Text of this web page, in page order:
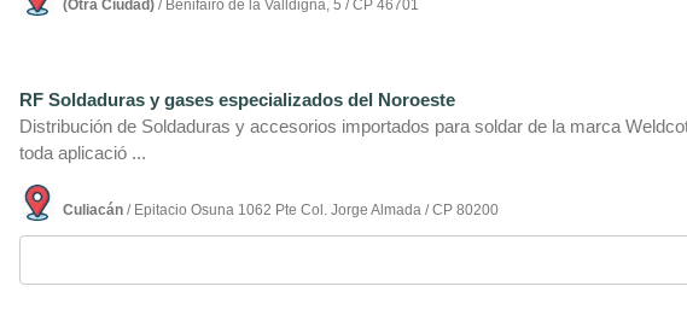
(Otra Ciudad) / Benifairó de la Valldigna, 5 / CP 46701
RF Soldaduras y gases especializados del Noroeste
Distribución de Soldaduras y accesorios importados para soldar de la marca
toda aplicació ...
Culiacán / Epitacio Osuna 1062 Pte Col. Jorge Almada / CP 80200